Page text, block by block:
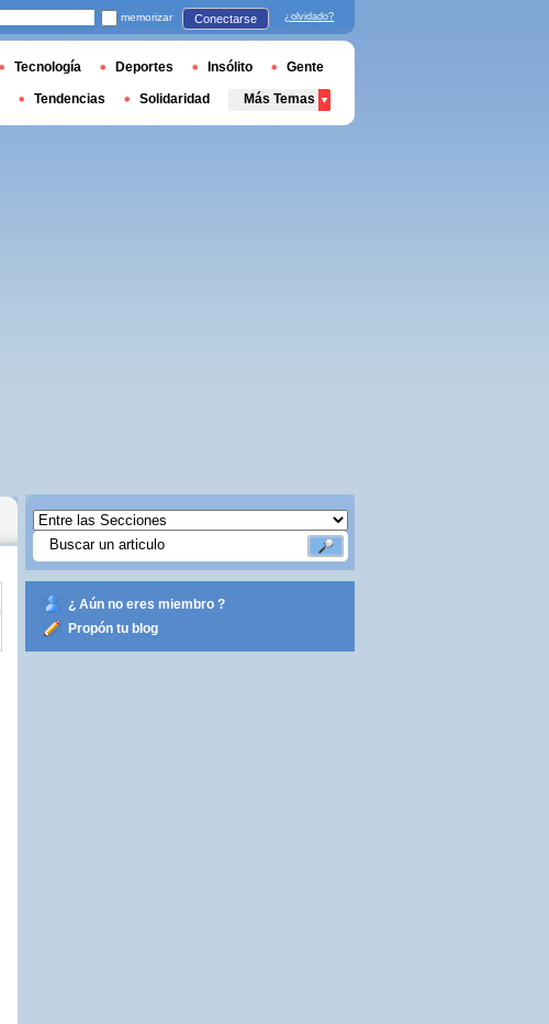
¿ Aún no eres miembro ?
Propón tu blog
memorizar Conectarse ¿olvidado?
Tecnología Deportes Insólito Gente
Tendencias Solidaridad Más Temas